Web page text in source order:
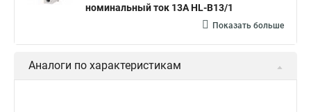
номинальный ток 13А HL-B13/1
Показать больше
Аналоги по характеристикам